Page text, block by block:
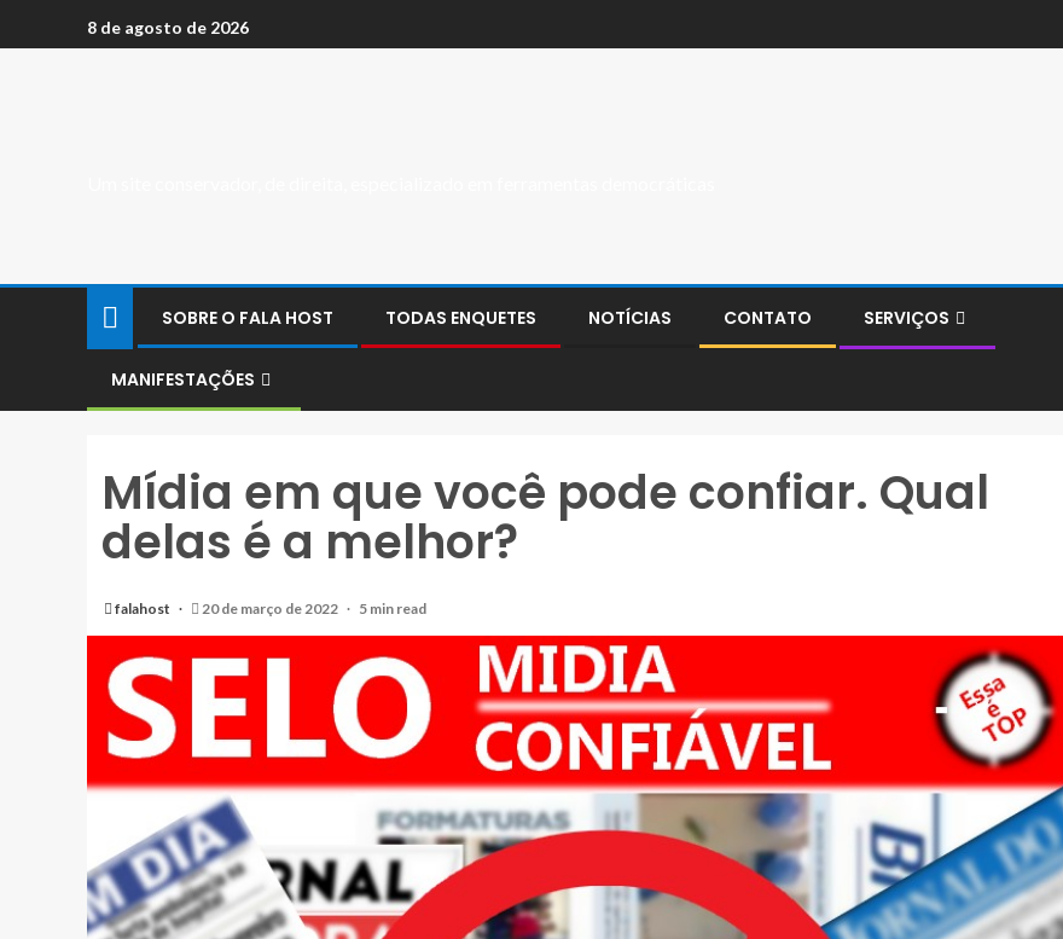
8 de agosto de 2026
SOBRE O FALA HOST TODAS ENQUETES NOTÍCIAS CONTATO SERVIÇOS
MANIFESTAÇÕES
Mídia em que você pode confiar. Qual
delas é a melhor?
falahost 20 de março de 2022 5 min read